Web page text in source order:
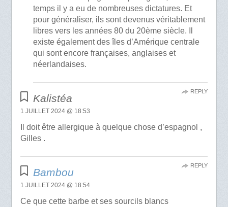
temps il y a eu de nombreuses dictatures. Et
pour généraliser, ils sont devenus véritablement
libres vers les années 80 du 20ème siècle. Il
existe également des îles d’Amérique centrale
qui sont encore françaises, anglaises et
néerlandaises.
Kalistéa
1 JUILLET 2024 @ 18:53
Il doit être allergique à quelque chose d’espagnol ,
Gilles .
REPLY
Bambou
1 JUILLET 2024 @ 18:54
Ce que cette barbe et ses sourcils blancs
REPLY